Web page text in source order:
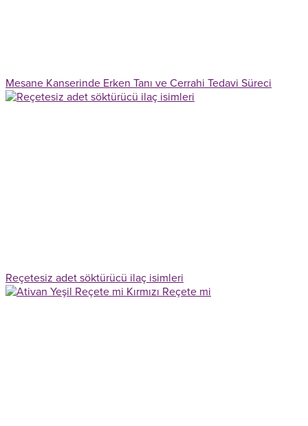
Mesane Kanserinde Erken Tanı ve Cerrahi Tedavi Süreci
Reçetesiz adet söktürücü ilaç isimleri